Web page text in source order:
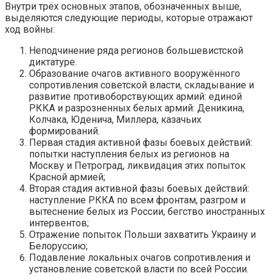
Внутри трёх основных этапов, обозначенных выше,
выделяются следующие периоды, которые отражают
ход войны:
Неподчинение ряда регионов большевистской
диктатуре.
Образование очагов активного вооружённого
сопротивления советской власти, складывание и
развитие противоборствующих армий: единой
РККА и разрозненных белых армий: Деникина,
Колчака, Юденича, Миллера, казачьих
формирований.
Первая стадия активной фазы боевых действий:
попытки наступления белых из регионов на
Москву и Петроград, ликвидация этих попыток
Красной армией;
Вторая стадия активной фазы боевых действий:
наступление РККА по всем фронтам, разгром и
вытеснение белых из России, бегство иностранных
интервентов;
Отражение попыток Польши захватить Украину и
Белоруссию;
Подавление локальных очагов сопротивления и
установление советской власти по всей России.